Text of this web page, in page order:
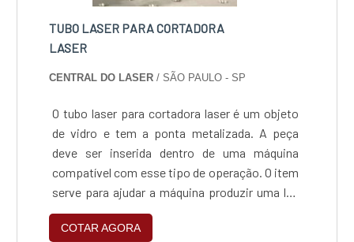
TUBO LASER PARA CORTADORA
LASER
CENTRAL DO LASER / SÃO PAULO - SP
O tubo laser para cortadora laser é um objeto
de vidro e tem a ponta metalizada. A peça
deve ser inserida dentro de uma máquina
compatível com esse tipo de operação. O item
serve para ajudar a máquina produzir uma luz
que poderá realizar diversos trabalhos de
recorte, furo ou ranhuras específicas nos mais
COTAR AGORA